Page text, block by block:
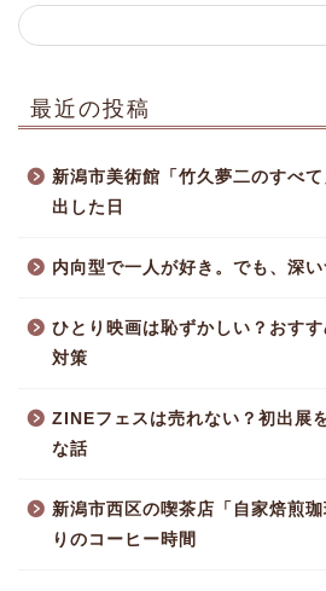
最近の投稿
新潟市美術館「竹久夢二のすべ
出した日
内向型で一人が好き。でも、深
ひとり映画は恥ずかしい？おす
対策
ZINEフェスは売れない？初出展
な話
新潟市西区の喫茶店「自家焙煎
りのコーヒー時間